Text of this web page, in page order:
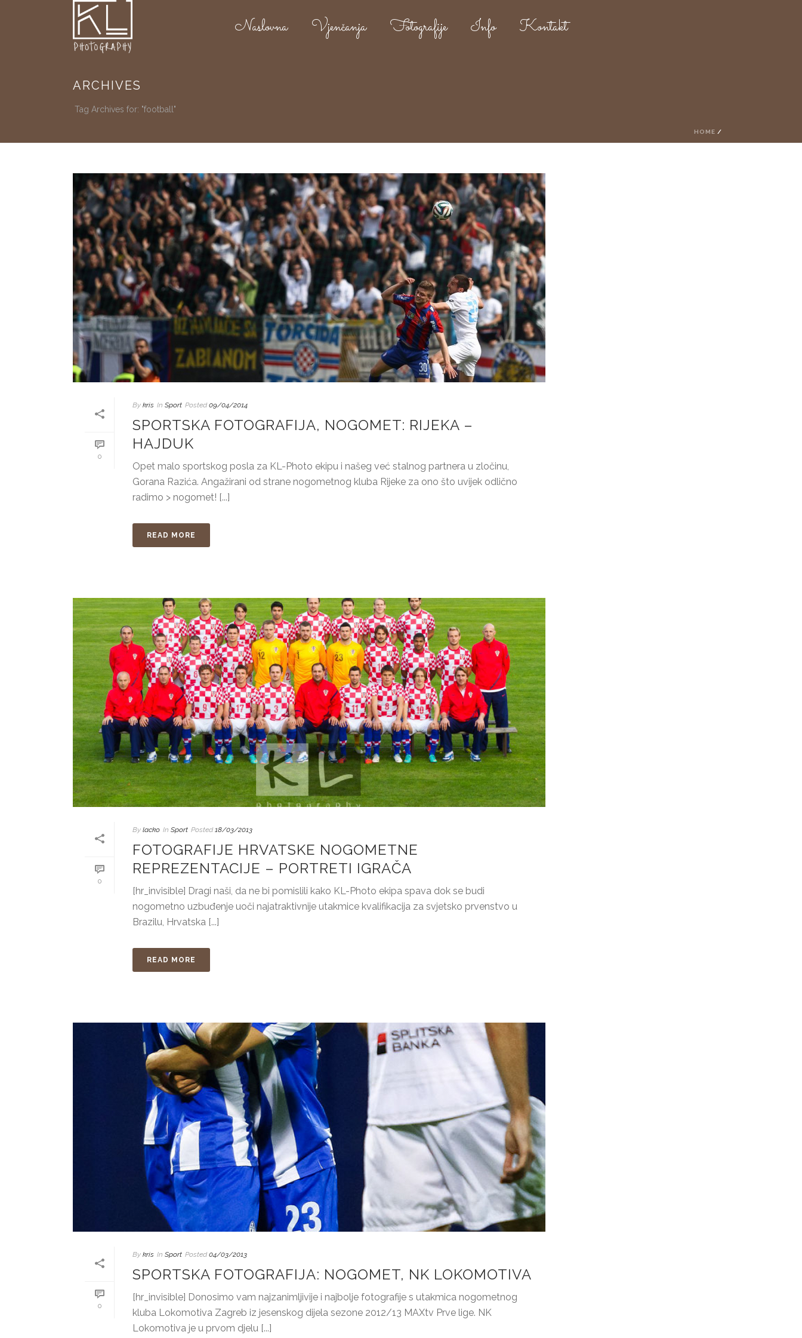
Naslovna Vjenčanja Fotografije Info Kontakt
ARCHIVES
Tag Archives for: "football"
HOME /
0
By kris In Sport Posted 09/04/2014
SPORTSKA FOTOGRAFIJA, NOGOMET: RIJEKA –
HAJDUK
Opet malo sportskog posla za KL-Photo ekipu i našeg već stalnog partnera u zločinu,
Gorana Razića. Angažirani od strane nogometnog kluba Rijeke za ono što uvijek odlično
radimo > nogomet! [...]
READ MORE
0
By lacko In Sport Posted 18/03/2013
FOTOGRAFIJE HRVATSKE NOGOMETNE
REPREZENTACIJE – PORTRETI IGRAČA
[hr_invisible] Dragi naši, da ne bi pomislili kako KL-Photo ekipa spava dok se budi
nogometno uzbuđenje uoči najatraktivnije utakmice kvalifikacija za svjetsko prvenstvo u
Brazilu, Hrvatska [...]
READ MORE
0
By kris In Sport Posted 04/03/2013
SPORTSKA FOTOGRAFIJA: NOGOMET, NK LOKOMOTIVA
[hr_invisible] Donosimo vam najzanimljivije i najbolje fotografije s utakmica nogometnog
kluba Lokomotiva Zagreb iz jesenskog dijela sezone 2012/13 MAXtv Prve lige. NK
Lokomotiva je u prvom djelu [...]